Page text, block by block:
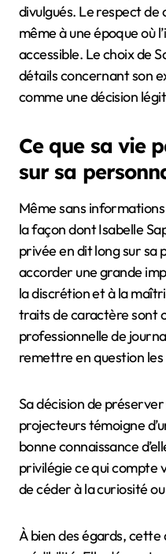
divulgués. Le respect
même à une époque où
accessible. Le choix de
détails concernant son
comme une décision
Ce que sa vie
sur sa
Même sans
la façon dont Isabelle
privée en dit long sur sa
accorder une grande
la discrétion et à la
traits de caractère sont
professionnelle de
remettre en question
Sa décision de
projecteurs témoigne
bonne connaissance
privilégie ce qui compte
de céder à la curiosité
À bien des égards,